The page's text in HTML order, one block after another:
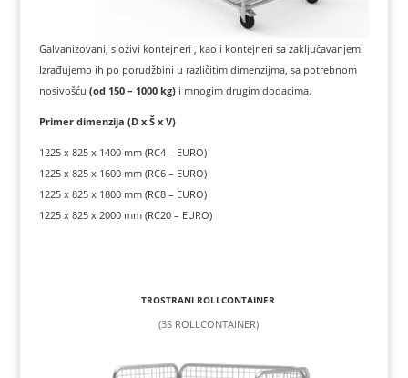
Galvanizovani, složivi kontejneri , kao i kontejneri sa zaključavanjem.
Izrađujemo ih po porudžbini u različitim dimenzijma, sa potrebnom
nosivošću (od 150 – 1000 kg)i mnogim drugim dodacima.
Primer dimenzija (D x Š x V)
1225 x 825 x 1400 mm (RC4 – EURO)
1225 x 825 x 1600 mm (RC6 – EURO)
1225 x 825 x 1800 mm (RC8 – EURO)
1225 x 825 x 2000 mm (RC20 – EURO)
TROSTRANI ROLLCONTAINER
(3S ROLLCONTAINER)